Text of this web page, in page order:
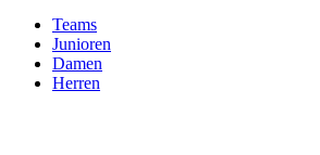
Teams
Junioren
Damen
Herren